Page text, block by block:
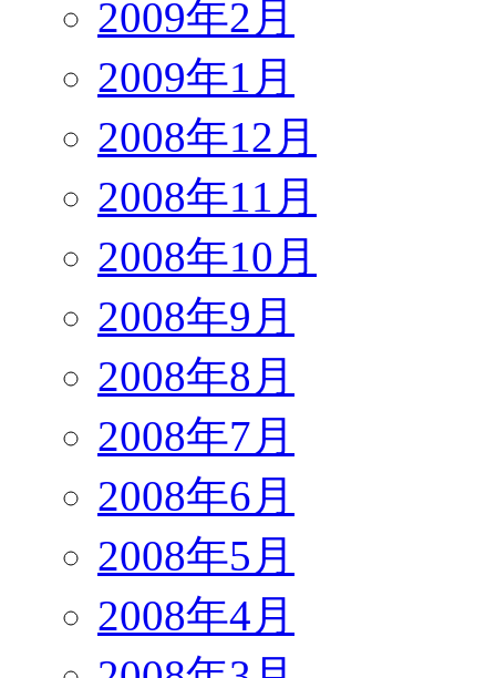
2009年2月
2009年1月
2008年12月
2008年11月
2008年10月
2008年9月
2008年8月
2008年7月
2008年6月
2008年5月
2008年4月